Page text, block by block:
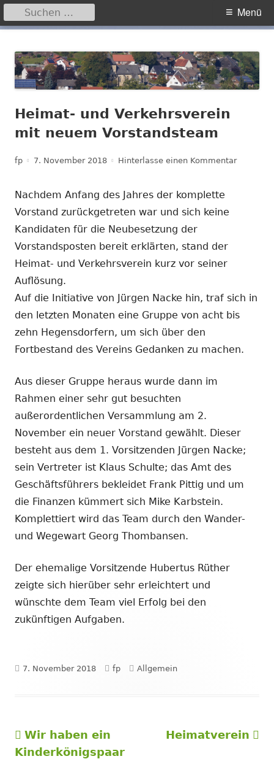
zum
Inhalt
Primäres
Menü
Suchen
nach:
Heimat- und Verkehrsverein
mit neuem Vorstandsteam
Autor
fp Veröffentlicht
7. November 2018 Hinterlasse einen Kommentarzu
Nachdem Anfang des Jahres der komplette
Vorstand zurückgetreten war und sich keine
Kandidaten für die Neubesetzung der
Vorstandsposten bereit erklärten, stand der
Heimat- und Verkehrsverein kurz vor seiner
Auflösung.
Auf die Initiative von Jürgen Nacke hin, traf sich in
den letzten Monaten eine Gruppe von acht bis
zehn Hegensdorfern, um sich über den
Fortbestand des Vereins Gedanken zu machen.
Aus dieser Gruppe heraus wurde dann im
Rahmen einer sehr gut besuchten
außerordentlichen Versammlung am 2.
November ein neuer Vorstand gewählt. Dieser
besteht aus dem 1. Vorsitzenden Jürgen Nacke;
sein Vertreter ist Klaus Schulte; das Amt des
Geschäftsführers bekleidet Frank Pittig und um
die Finanzen kümmert sich Mike Karbstein.
Komplettiert wird das Team durch den Wander-
und Wegewart Georg Thombansen.
Der ehemalige Vorsitzende Hubertus Rüther
zeigte sich hierüber sehr erleichtert und
wünschte dem Team viel Erfolg bei den
zukünftigen Aufgaben.
Veröffentlicht
7. November 2018 Autor
fp Kategorien
Allgemein
Beitragsnavigation
Vorheriger
Beitrag:
Wir haben ein
Kinderkönigspaar
Nächster
Heimatverein